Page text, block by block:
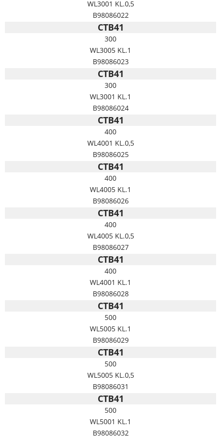
WL3001 KL.0,5
B98086022
CTB41
300
WL3005 KL.1
B98086023
CTB41
300
WL3001 KL.1
B98086024
CTB41
400
WL4001 KL.0,5
B98086025
CTB41
400
WL4005 KL.1
B98086026
CTB41
400
WL4005 KL.0,5
B98086027
CTB41
400
WL4001 KL.1
B98086028
CTB41
500
WL5005 KL.1
B98086029
CTB41
500
WL5005 KL.0,5
B98086031
CTB41
500
WL5001 KL.1
B98086032